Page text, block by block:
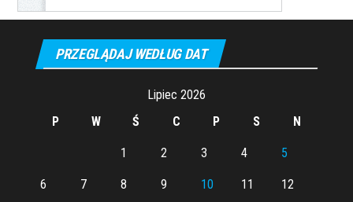
PRZEGLĄDAJ WEDŁUG DAT
Lipiec 2026
P
W Ś C P S N
1 2 3 4 5
6 7 8 9 10 11 12